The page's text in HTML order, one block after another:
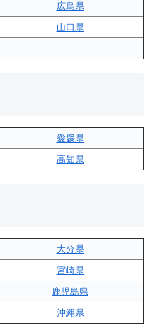
広島県
山口県
–
愛媛県
高知県
大分県
宮崎県
鹿児島県
沖縄県